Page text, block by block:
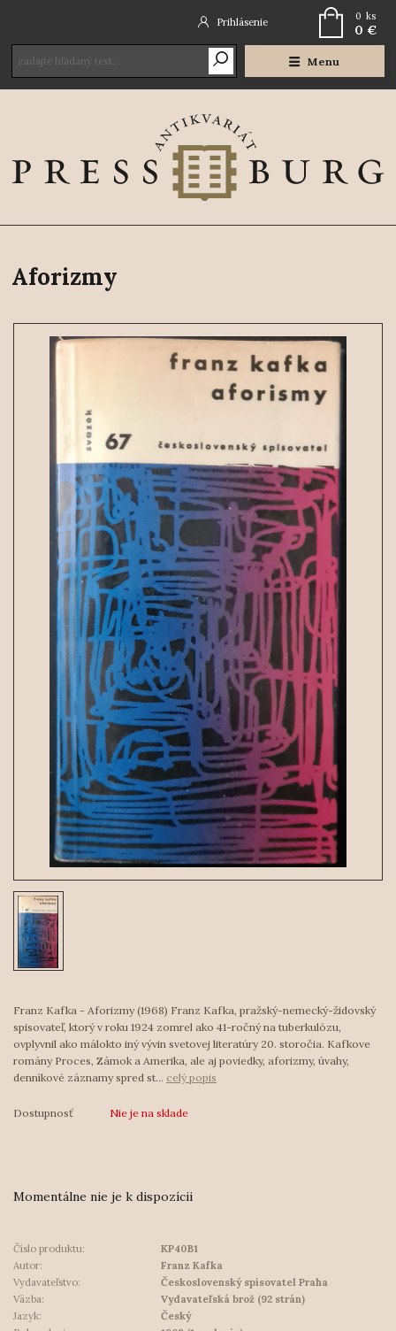
Menu
Prihlásenie 0 ks
0 €
Aforizmy
Franz Kafka - Aforizmy (1968) Franz Kafka, pražský-nemecký-židovský
spisovateľ, ktorý v roku 1924 zomrel ako 41-ročný na tuberkulózu,
ovplyvnil ako málokto iný vývin svetovej literatúry 20. storočia. Kafkove
romány Proces, Zámok a Amerika, ale aj poviedky, aforizmy, úvahy,
denníkové záznamy spred st... celý popis
Dostupnosť Nie je na sklade
Momentálne nie je k dispozícii
Číslo produktu:
KP40B1
Autor:
Franz Kafka
Vydavateľstvo:
Československý spisovatel Praha
Väzba:
Vydavateľská brož (92 strán)
Jazyk:
Český